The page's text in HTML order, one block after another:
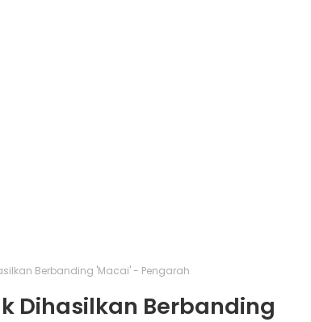
Berbanding 'Macai' - Pengarah
Dihasilkan Berbanding